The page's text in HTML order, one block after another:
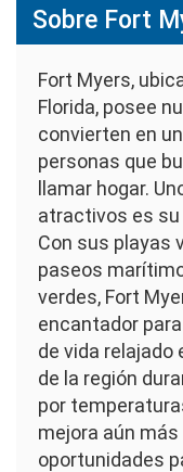
Sobre Fort
Fort Myers,
Florida, posee
convierten en
personas que
llamar hogar.
atractivos es
Con sus playas
paseos
verdes, Fort
encantador
de vida relajado
de la región
por
mejora aún
oportunidades